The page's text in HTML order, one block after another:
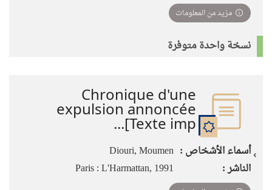
مزيد من المعلومات
نسخة واحدة متوفرة
Chronique d'une
expulsion annoncée
[Texte imp...
أسماء الأشخاص : Diouri, Moumen
الناشر :
Paris : L'Harmattan, 1991